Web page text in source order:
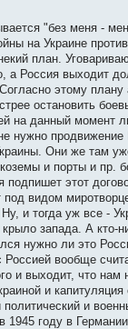
"без меня -
на Украине
план.
а Россия выходит
этому
остановить
на данный момент
нужно
Они же там
и порты и пр.
подпишет этот
под видом
и тогда уж все -
запада. А кто-
нужно ли это
Россией вообще
и выходит, что нам
и
и
1945 году в